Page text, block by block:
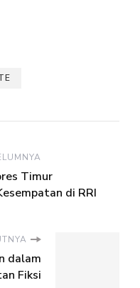
Timur
di RRI
dalam
Fiksi